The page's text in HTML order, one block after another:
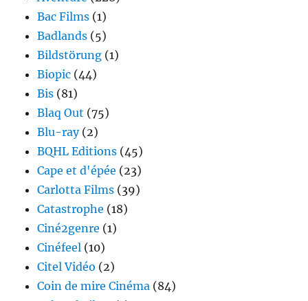
Bac Films (1)
Badlands (5)
Bildstörung (1)
Biopic (44)
Bis (81)
Blaq Out (75)
Blu-ray(2)
BQHL Editions (45)
Cape et d'épée (23)
Carlotta Films (39)
Catastrophe (18)
Ciné2genre (1)
Cinéfeel (10)
Citel Vidéo (2)
Coin de mire Cinéma (84)